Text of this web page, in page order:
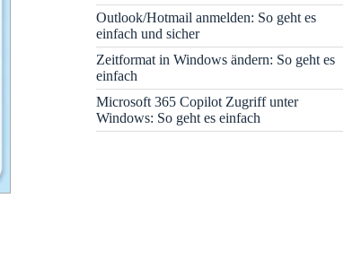
Outlook/Hotmail anmelden: So geht es
einfach und sicher
Zeitformat in Windows ändern: So geht es
einfach
Microsoft 365 Copilot Zugriff unter
Windows: So geht es einfach